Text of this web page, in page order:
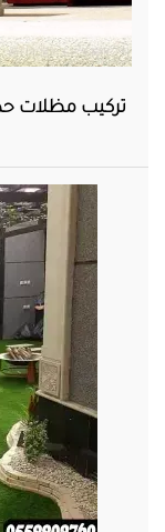
تركيب مظلات